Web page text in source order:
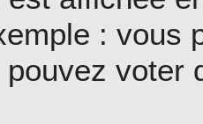
: vous
voter